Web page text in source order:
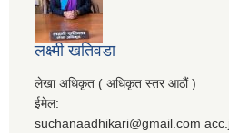
लक्ष्मी खतिवडा
लेखा अधिकृत ( अधिकृत स्तर आठौं )
ईमेल:
suchanaadhikari@gmail.com